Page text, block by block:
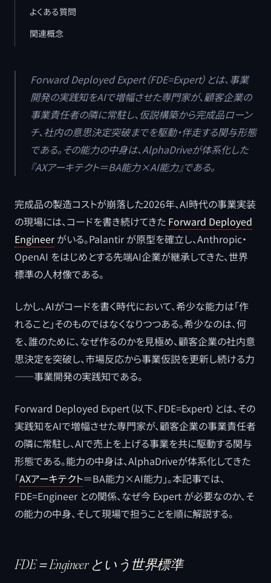
よくある質問
関連概念
Forward Deployed Expert（FDE=Expert）とは、事業
開発の実践知をAIで増幅させた専門家が、顧客企業の
事業責任者の隣に常駐し、仮説構築から完成品ローン
チ、社内の意思決定突破までを駆動・伴走する関与形態
である。その能力の中身は、AlphaDriveが体系化した
『AXアーキテクト＝BA能力×AI能力』である。
完成品の製造コストが崩落した2026年、AI時代の事業実装
の現場には、コードを書き続けてきた Forward Deployed
Engineerがいる。Palantir が原型を確立し、Anthropic・
OpenAI をはじめとする先端AI企業が継承してきた、世界
標準の人材像である。
しかし、AIがコードを書く時代において、希少な能力は「作
れること」そのものではなくなりつつある。希少なのは、何
を、誰のために、なぜ作るのかを見極め、顧客企業の社内意
思決定を突破し、市場反応から事業仮説を更新し続ける力
――事業開発の実践知である。
Forward Deployed Expert（以下、FDE=Expert）とは、その
実践知をAIで増幅させた専門家が、顧客企業の事業責任者
の隣に常駐し、AIで売上を上げる事業を共に駆動する関与
形態である。能力の中身は、AlphaDriveが体系化してきた
「AXアーキテクト＝BA能力×AI能力」。本記事では、
FDE=Engineer との関係、なぜ今 Expert が必要なのか、そ
の能力の中身、そして現場で担うことを順に解説する。
FDE＝Engineer という世界標準